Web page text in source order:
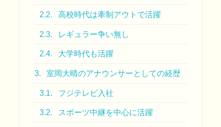
2.2. 高校時代は牽制アウトで活躍
2.3. レギュラー争い無し
2.4. 大学時代も活躍
3. 室岡大晴のアナウンサーとしての経歴
3.1. フジテレビ入社
3.2. スポーツ中継を中心に活躍